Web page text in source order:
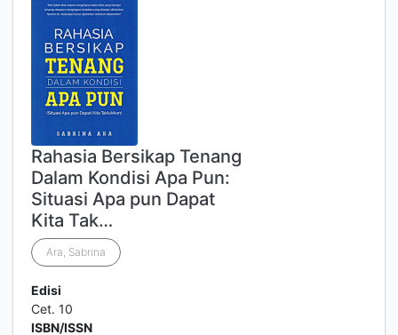
Rahasia Bersikap Tenang
Dalam Kondisi Apa Pun:
Situasi Apa pun Dapat
Kita Tak…
Ara, Sabrina
Edisi
Cet. 10
ISBN/ISSN